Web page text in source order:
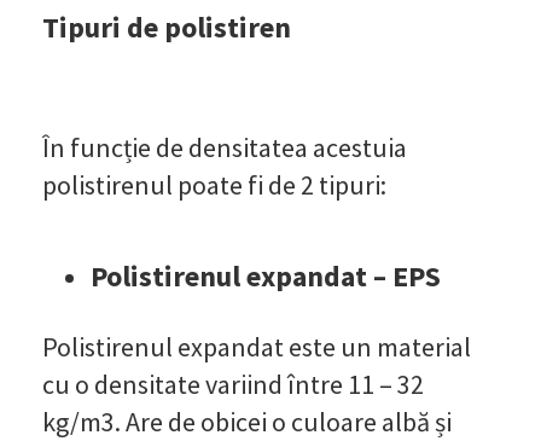
Tipuri de polistiren
În funcție de densitatea acestuia
polistirenul poate fi de 2 tipuri:
Polistirenul expandat – EPS
Polistirenul expandat este un material
cu o densitate variind între 11 – 32
kg/m3. Are de obicei o culoare albă și